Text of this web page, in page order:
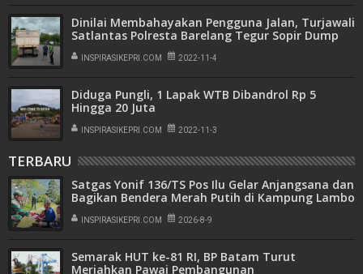
Dinilai Membahayakan Pengguna Jalan, Turjawali
Satlantas Polresta Barelang Tegur Sopir Dump
Truk Secara Humanis
INSPIRASIKEPRI.COM 2022-11-4
Diduga Pungli, 1 Lapak WTB Dibandrol Rp 5
Hingga 20 Juta
INSPIRASIKEPRI.COM 2022-11-3
TERBARU
Satgas Yonif 136/TS Pos Ilu Gelar Anjangsana dan
Bagikan Bendera Merah Putih di Kampung Lambo
INSPIRASIKEPRI.COM 2026-8-9
Semarak HUT ke-81 RI, BP Batam Turut
Meriahkan Pawai Pembangunan